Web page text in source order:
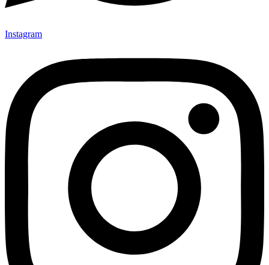
Instagram